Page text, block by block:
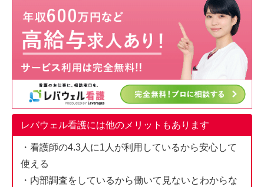
レバウェル看護には他のメリットもあります
・看護師の4.3人に1人が利用しているから安心して
使える
・内部調査をしているから働いて見ないとわからな